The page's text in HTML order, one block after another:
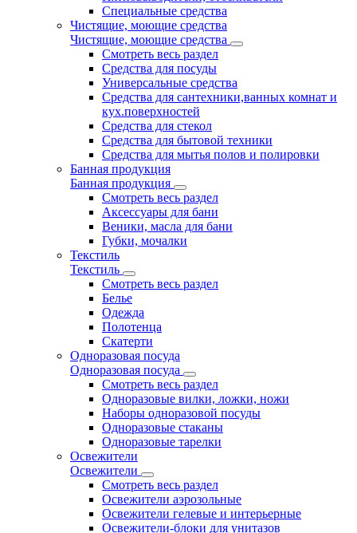
Специальные средства
Чистящие, моющие средства
Чистящие, моющие средства
Смотреть весь раздел
Средства для посуды
Универсальные средства
Средства для сантехники,ванных комнат и
кух.поверхностей
Средства для стекол
Средства для бытовой техники
Средства для мытья полов и полировки
Банная продукция
Банная продукция
Смотреть весь раздел
Аксессуары для бани
Веники, масла для бани
Губки, мочалки
Текстиль
Текстиль
Смотреть весь раздел
Белье
Одежда
Полотенца
Скатерти
Одноразовая посуда
Одноразовая посуда
Смотреть весь раздел
Одноразовые вилки, ложки, ножи
Наборы одноразовой посуды
Одноразовые стаканы
Одноразовые тарелки
Освежители
Освежители
Смотреть весь раздел
Освежители аэрозольные
Освежители гелевые и интерьерные
Освежители-блоки для унитазов